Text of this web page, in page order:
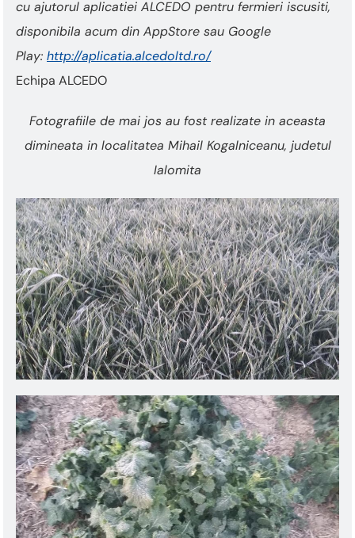
cu ajutorul aplicatiei ALCEDO pentru fermieri iscusiti,
disponibila acum din AppStore sau Google
Play: http://aplicatia.alcedoltd.ro/
Echipa ALCEDO
Fotografiile de mai jos au fost realizate in aceasta
dimineata in localitatea Mihail Kogalniceanu, judetul
Ialomita